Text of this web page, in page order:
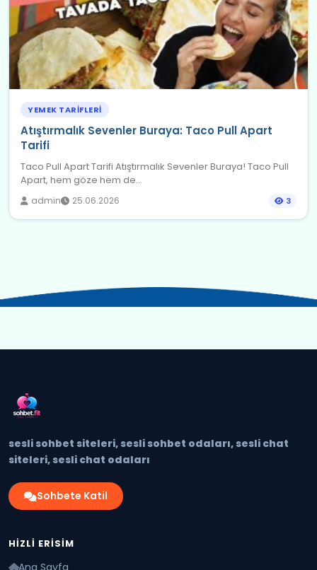
YEMEK TARIFLERI
Atıştırmalık Sevenler Buraya: Taco Pull Apart
Tarifi
Taco Pull Apart Tarifi Atıştırmalık Sevenler Buraya! Taco Pull
Apart, hem göze hem de...
admin 25.06.2026 3
sesli sohbet siteleri, sesli sohbet odaları, sesli chat
siteleri, sesli chat odaları
Sohbete Katil
HIZLI ERISIM